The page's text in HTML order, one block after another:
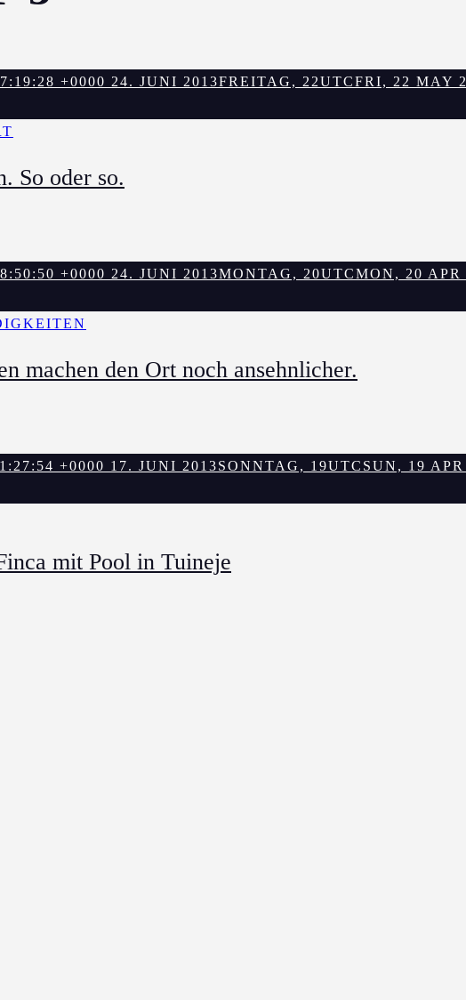
+0000 24. JUNI 2013FREITAG, 22UTCFRI, 22 MAY
So oder so.
+0000 24. JUNI 2013MONTAG, 20UTCMON, 20
machen den Ort noch ansehnlicher.
+0000 17. JUNI 2013SONNTAG, 19UTCSUN, 19
mit Pool in Tuineje